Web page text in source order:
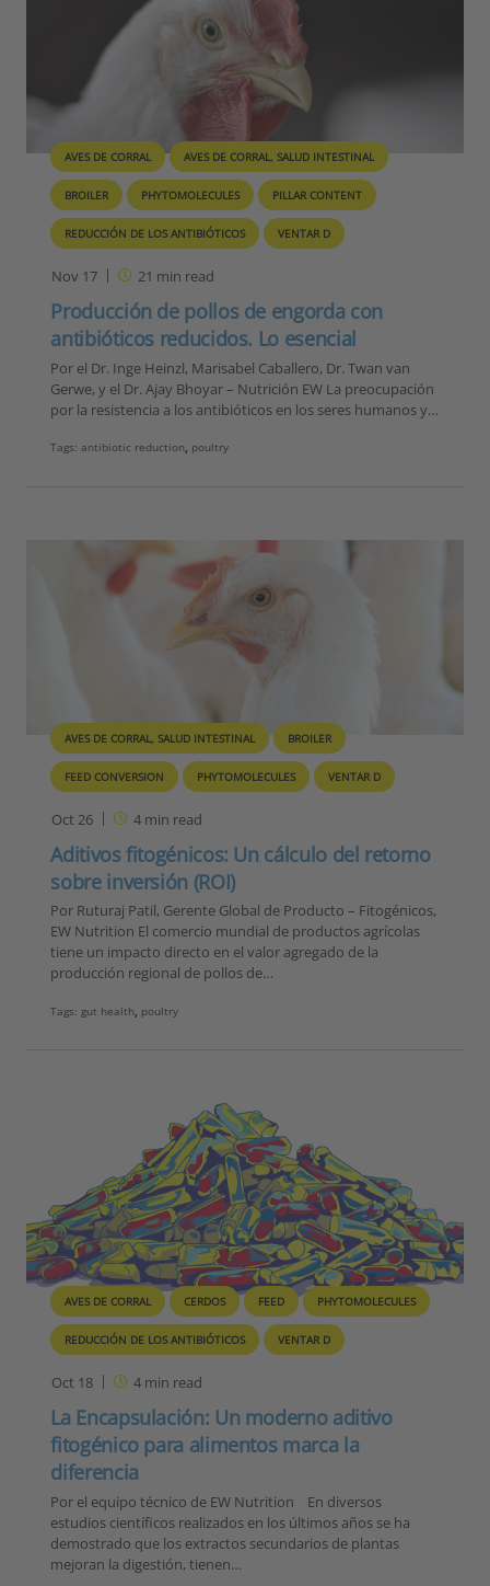
AVES DE CORRAL AVES DE CORRAL, SALUD INTESTINAL
BROILER PHYTOMOLECULES PILLAR CONTENT
REDUCCIÓN DE LOS ANTIBIÓTICOS VENTAR D
Nov 17 21 min read
Producción de pollos de engorda con
antibióticos reducidos. Lo esencial
Por el Dr. Inge Heinzl, Marisabel Caballero, Dr. Twan van
Gerwe, y el Dr. Ajay Bhoyar – Nutrición EW La preocupación
por la resistencia a los antibióticos en los seres humanos y…
Tags:antibiotic reduction, poultry
AVES DE CORRAL, SALUD INTESTINAL BROILER
FEED CONVERSION PHYTOMOLECULES VENTAR D
Oct 26 4min read
Aditivos fitogénicos: Un cálculo del retorno
sobre inversión (ROI)
Por Ruturaj Patil, Gerente Global de Producto – Fitogénicos,
EW Nutrition El comercio mundial de productos agrícolas
tiene un impacto directo en el valor agregado de la
producción regional de pollos de…
Tags: gut health poultry
AVES DE CORRAL CERDOS FEED PHYTOMOLECULES
REDUCCIÓN DE LOS ANTIBIÓTICOS VENTAR D
Oct 18 4min read
La Encapsulación: Un moderno aditivo
fitogénico para alimentos marca la
diferencia
Por el equipo técnico de EW Nutrition En diversos
estudios científicos realizados en los últimos años se ha
demostrado que los extractos secundarios de plantas
mejoran la digestión, tienen…